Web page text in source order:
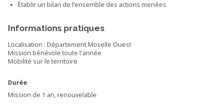
Établir un bilan de l’ensemble des actions menées
Informations pratiques
Localisation : Département Moselle Ouest
Mission bénévole toute l'année
Mobilité sur le territoire
Durée
Mission de 1 an, renouvelable